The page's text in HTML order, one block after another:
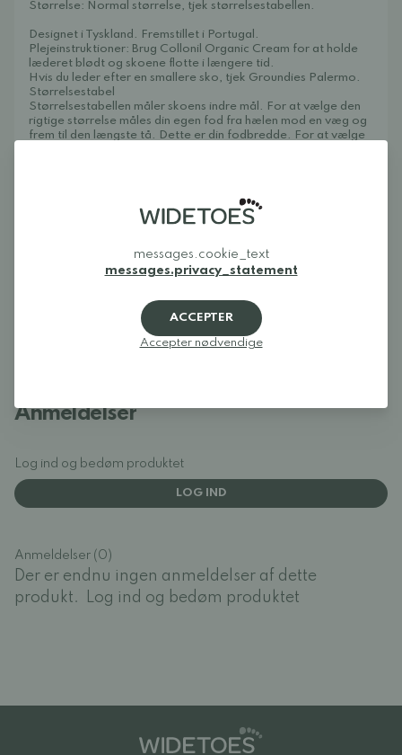
Størrelse: Normal størrelse, tjek størrelsestabellen.
Designet i Tyskland. Fremstillet i Portugal.
Plejeinstruktioner: Brug Collonil Organic Cream for at holde
læderet blødt og skoene flotte i længere tid.
Hvis du leder efter en smallere sko, tjek Groundies Palermo.
Størrelsestabel
Størrelsestabellen måler skoens indre mål. For at vælge den
rigtige størrelse måles din egen fod fra hælen mod en væg og
frem til den længste tå. Dette er din fodbredde. For at vælge
40: 26,3 cm / 10,0 cm
42: 27,6 cm / 10,3 cm
44: 29,0 cm / 10,7 cm
46: 30,3 cm / 11,0 cm
Anmeldelser
Log ind og bedøm produktet
LOG IND
Anmeldelser (0)
Der er endnu ingen anmeldelser af dette
produkt.
Log ind og bedøm produktet
messages.cookie_text
messages.privacy_statement
ACCEPTER
Accepter nødvendige